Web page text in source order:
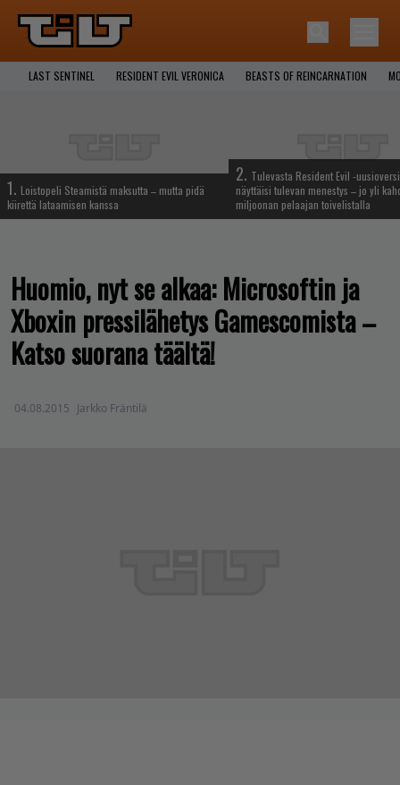
LAST SENTINEL RESIDENT EVIL VERONICA BEASTS OF REINCARNATION
1. Loistopeli Steamistä maksutta – mutta pidä
kiirettä lataamisen kanssa
2. Tulevasta Resident Evil -
näyttäisi tulevan menestys – jo yli
miljoonan pelaajan toivelistalla
Huomio, nyt se alkaa: Microsoftin ja
Xboxin pressilähetys Gamescomista –
Katso suorana täältä!
04.08.2015 Jarkko Fräntilä